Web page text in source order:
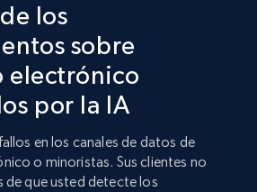
los
sobre
electrónico
por la IA
en los canales de datos de
o minoristas. Sus clientes no
de que usted detecte los